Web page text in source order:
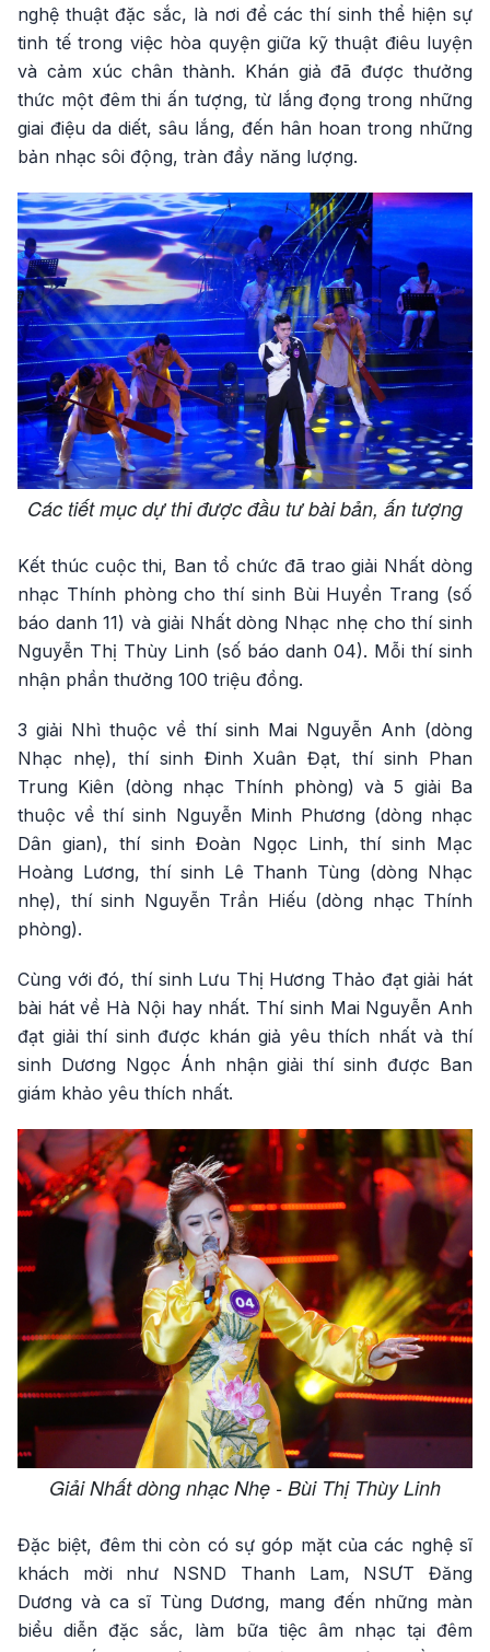
nghệ thuật đặc sắc, là nơi để các thí sinh thể hiện sự
tinh tế trong việc hòa quyện giữa kỹ thuật điêu luyện
và cảm xúc chân thành. Khán giả đã được thưởng
thức một đêm thi ấn tượng, từ lắng đọng trong những
giai điệu da diết, sâu lắng, đến hân hoan trong những
bản nhạc sôi động, tràn đầy năng lượng.
Các tiết mục dự thi được đầu tư bài bản, ấn tượng
Kết thúc cuộc thi, Ban tổ chức đã trao giải Nhất dòng
nhạc Thính phòng cho thí sinh Bùi Huyền Trang (số
báo danh 11) và giải Nhất dòng Nhạc nhẹ cho thí sinh
Nguyễn Thị Thùy Linh (số báo danh 04). Mỗi thí sinh
nhận phần thưởng 100 triệu đồng.
3 giải Nhì thuộc về thí sinh Mai Nguyễn Anh (dòng
Nhạc nhẹ), thí sinh Đinh Xuân Đạt, thí sinh Phan
Trung Kiên (dòng nhạc Thính phòng) và 5 giải Ba
thuộc về thí sinh Nguyễn Minh Phương (dòng nhạc
Dân gian), thí sinh Đoàn Ngọc Linh, thí sinh Mạc
Hoàng Lương, thí sinh Lê Thanh Tùng (dòng Nhạc
nhẹ), thí sinh Nguyễn Trần Hiếu (dòng nhạc Thính
phòng).
Cùng với đó, thí sinh Lưu Thị Hương Thảo đạt giải hát
bài hát về Hà Nội hay nhất. Thí sinh Mai Nguyễn Anh
đạt giải thí sinh được khán giả yêu thích nhất và thí
sinh Dương Ngọc Ánh nhận giải thí sinh được Ban
giám khảo yêu thích nhất.
Giải Nhất dòng nhạc Nhẹ - Bùi Thị Thùy Linh
Đặc biệt, đêm thi còn có sự góp mặt của các nghệ sĩ
khách mời như NSND Thanh Lam, NSƯT Đăng
Dương và ca sĩ Tùng Dương, mang đến những màn
biểu diễn đặc sắc, làm bữa tiệc âm nhạc tại đêm